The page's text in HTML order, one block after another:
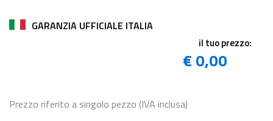
GARANZIA UFFICIALE ITALIA
il tuo prezzo:
€ 0,00
Prezzo riferito a singolo pezzo (IVA inclusa)